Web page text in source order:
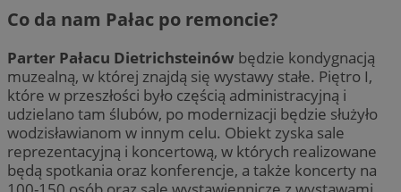
Co da nam Pałac po remoncie?
Parter Pałacu Dietrichsteinów będzie kondygnacją
muzealną, w której znajdą się wystawy stałe. Piętro I,
które w przeszłości było częścią administracyjną i
udzielano tam ślubów, po modernizacji będzie służyło
wodzisławianom w innym celu. Obiekt zyska sale
reprezentacyjną i koncertową, w których realizowane
będą spotkania oraz konferencje, a także koncerty na